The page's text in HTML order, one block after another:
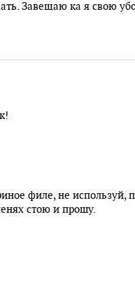
Завещаю ка я свою
филе, не используй,
стою и прошу.